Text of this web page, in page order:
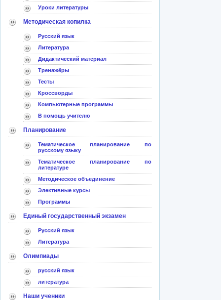
Уроки литературы
Методическая копилка
Русский язык
Литература
Дидактический материал
Тренажёры
Тесты
Кроссворды
Компьютерные программы
В помощь учителю
Планирование
Тематическое планирование по
русскому языку
Тематическое планирование по
литературе
Методическое объединение
Элективные курсы
Программы
Единый государственный экзамен
Русский язык
Литература
Олимпиады
русский язык
литература
Наши ученики